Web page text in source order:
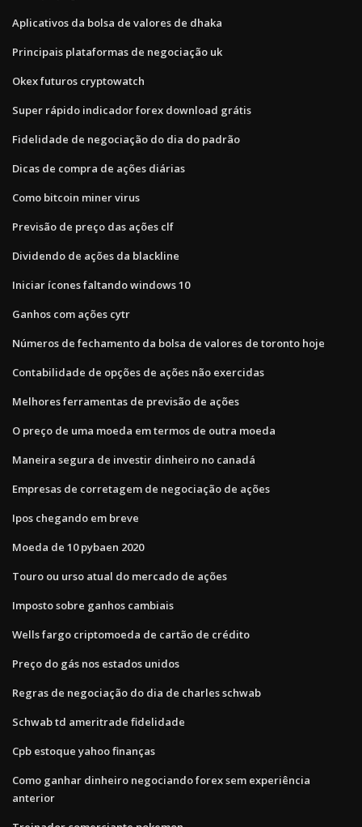
Aplicativos da bolsa de valores de dhaka
Principais plataformas de negociação uk
Okex futuros cryptowatch
Super rápido indicador forex download grátis
Fidelidade de negociação do dia do padrão
Dicas de compra de ações diárias
Como bitcoin miner virus
Previsão de preço das ações clf
Dividendo de ações da blackline
Iniciar ícones faltando windows 10
Ganhos com ações cytr
Números de fechamento da bolsa de valores de toronto hoje
Contabilidade de opções de ações não exercidas
Melhores ferramentas de previsão de ações
O preço de uma moeda em termos de outra moeda
Maneira segura de investir dinheiro no canadá
Empresas de corretagem de negociação de ações
Ipos chegando em breve
Moeda de 10 pybaen 2020
Touro ou urso atual do mercado de ações
Imposto sobre ganhos cambiais
Wells fargo criptomoeda de cartão de crédito
Preço do gás nos estados unidos
Regras de negociação do dia de charles schwab
Schwab td ameritrade fidelidade
Cpb estoque yahoo finanças
Como ganhar dinheiro negociando forex sem experiência
anterior